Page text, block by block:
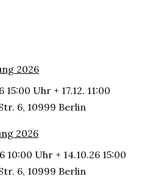
2026
15:00 Uhr + 17.12. 11:00
6, 10999 Berlin
2026
10:00 Uhr + 14.10.26 15:00
6, 10999 Berlin